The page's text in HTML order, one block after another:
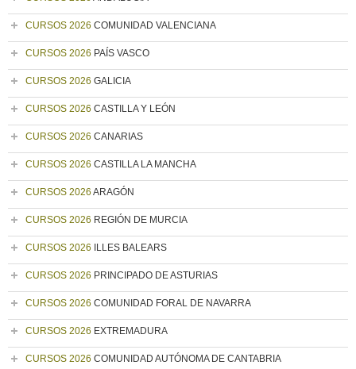
CURSOS 2026 COMUNIDAD VALENCIANA
CURSOS 2026 PAÍS VASCO
CURSOS 2026 GALICIA
CURSOS 2026 CASTILLA Y LEÓN
CURSOS 2026 CANARIAS
CURSOS 2026 CASTILLA LA MANCHA
CURSOS 2026 ARAGÓN
CURSOS 2026 REGIÓN DE MURCIA
CURSOS 2026 ILLES BALEARS
CURSOS 2026 PRINCIPADO DE ASTURIAS
CURSOS 2026 COMUNIDAD FORAL DE NAVARRA
CURSOS 2026 EXTREMADURA
CURSOS 2026 COMUNIDAD AUTÓNOMA DE CANTABRIA